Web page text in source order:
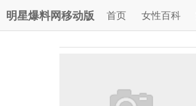
明星爆料网移动版 首页 女性百科